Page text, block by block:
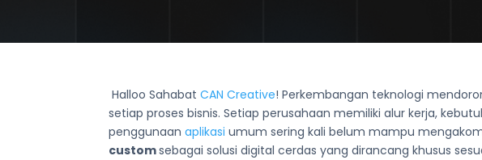
Halloo SahabatCAN Creative! Perkembangan teknologi
setiap proses bisnis. Setiap perusahaan memiliki alur kerja,
penggunaanaplikasi umum sering kali belum mampu
customsebagai solusi digital cerdas yang dirancang khusus